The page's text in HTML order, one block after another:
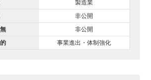
製造業
非公開
非公開
事業進出・体制強化